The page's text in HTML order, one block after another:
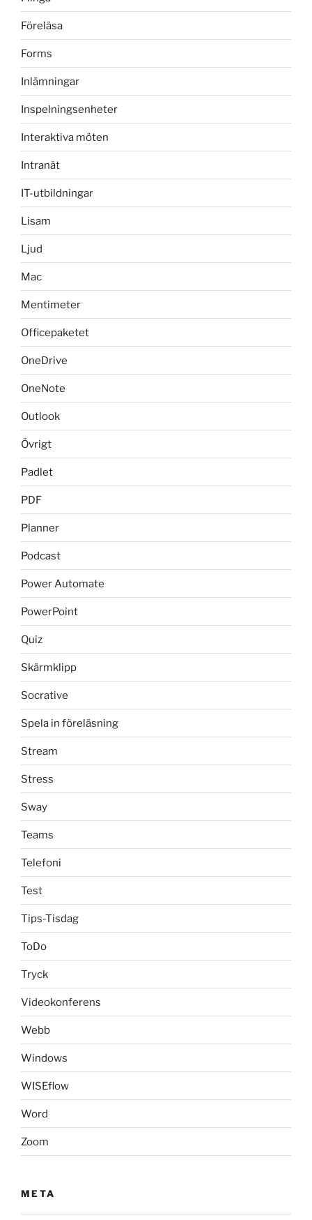
Föreläsa
Forms
Inlämningar
Inspelningsenheter
Interaktiva möten
Intranät
IT-utbildningar
Lisam
Ljud
Mac
Mentimeter
Officepaketet
OneDrive
OneNote
Outlook
Övrigt
Padlet
PDF
Planner
Podcast
Power Automate
PowerPoint
Quiz
Skärmklipp
Socrative
Spela in föreläsning
Stream
Stress
Sway
Teams
Telefoni
Test
Tips-Tisdag
ToDo
Tryck
Videokonferens
Webb
Windows
WISEflow
Word
Zoom
META